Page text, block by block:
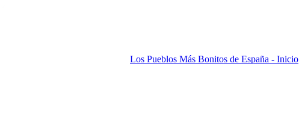
Los Pueblos Más Bonitos de España - Inicio